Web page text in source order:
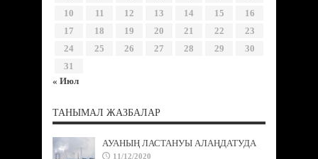
10
11 12 13 14 15
16
17
18 19 20 21 22
23
24
25 26 27 28 29
30
31
« Июл
ТАНЫМАЛ ЖАЗБАЛАР
АУАНЫҢ ЛАСТАНУЫ АЛАҢДАТУДА
11/12/2020